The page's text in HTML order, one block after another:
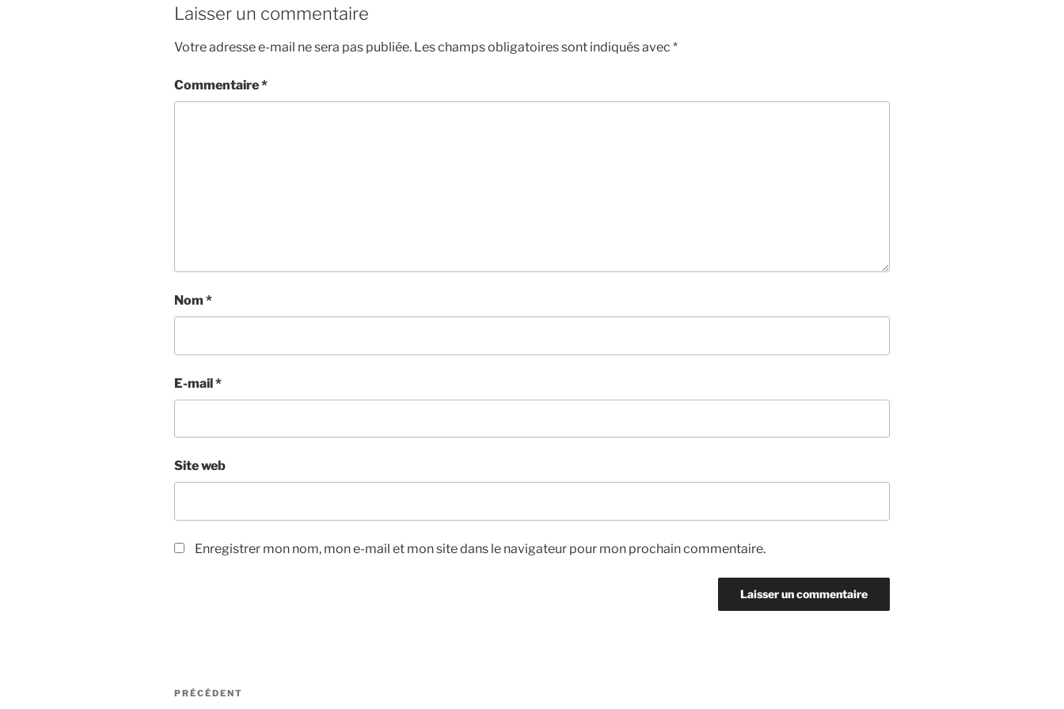
Laisser un commentaire
Votre adresse e-mail ne sera pas publiée. Les champs obligatoires sont indiqués avec *
Commentaire*
Nom *
E-mail*
Site web
Enregistrer mon nom, mon e-mail et mon site dans le navigateur pour mon prochain commentaire.
Navigation
Article
PRÉCÉDENT